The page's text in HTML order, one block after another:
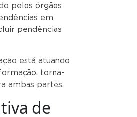
pelos órgãos
em
pendências
está atuando
torna-
ambas partes.
de